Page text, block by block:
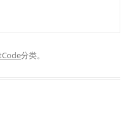
分类。